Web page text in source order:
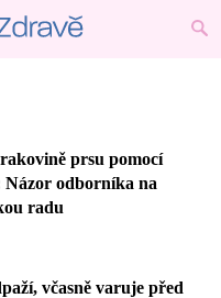
prsu pomocí
Názor odborníka na
radu
včasně varuje před